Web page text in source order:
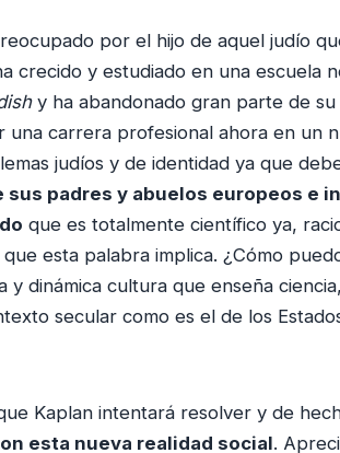
por el hijo de aquel judío
crecido y estudiado en una escuela
y ha abandonado gran parte de
carrera profesional ahora en un
judíos y de identidad ya que
padres y abuelos europeos e
que es totalmente científico ya,
esta palabra implica. ¿Cómo
dinámica cultura que enseña
secular como es el de los
Kaplan intentará resolver y de
esta nueva realidad social.